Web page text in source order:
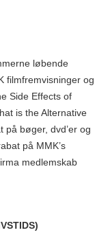
løbende
filmfremvisninger og
Side Effects of
is the Alternative
på bøger, dvd’er og
på MMK’s
medlemskab